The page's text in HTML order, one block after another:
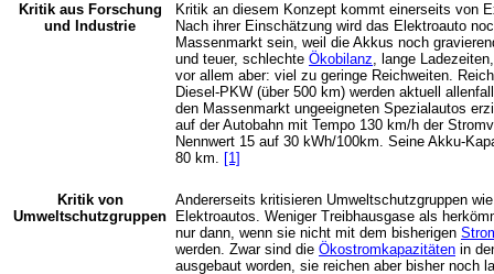
Kritik aus Forschung
und Industrie
Kritik an diesem Konzept kommt einerseits von
Nach ihrer Einschätzung wird das Elektroauto
Massenmarkt sein, weil die Akkus noch
und teuer, schlechte Ökobilanz, lange
vor allem aber: viel zu geringe Reichweiten.
Diesel-PKW (über 500 km) werden aktuell
den Massenmarkt ungeeigneten Spezialautos
auf der Autobahn mit Tempo 130 km/h der
Nennwert 15 auf 30 kWh/100km. Seine Akku-
80 km. [1]
Kritik von
Umweltschutzgruppen
Andererseits kritisieren Umweltschutzgruppen
Elektroautos. Weniger Treibhausgase als
nur dann, wenn sie nicht mit dem bisherigen
werden. Zwar sind die Ökostromkapazitäten in
ausgebaut worden, sie reichen aber bisher noch